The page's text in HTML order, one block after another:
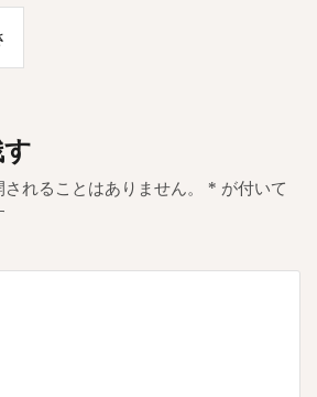
れることはありません。 * が付いて